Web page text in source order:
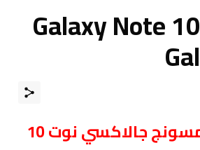
مقارنة بين هاتفي سامسونج Galaxy Note 10
مقارنة بين سامسونج جالاكسي نوت 10 وسامسونج جالاكسي نوت 10